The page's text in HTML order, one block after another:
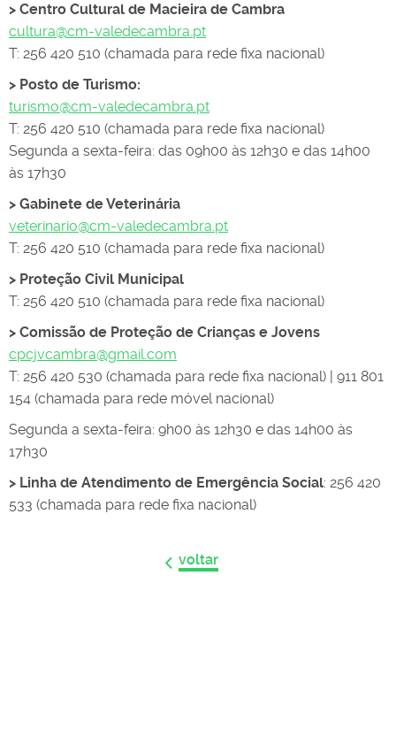
> Centro Cultural de Macieira de Cambra
cultura@cm-valedecambra.pt
T: 256 420 510 (chamada para rede fixa nacional)
> Posto de Turismo:
turismo@cm-valedecambra.pt
T: 256 420 510 (chamada para rede fixa nacional)
Segunda a sexta-feira: das 09h00 às 12h30 e das 14h00
às 17h30
> Gabinete de Veterinária
veterinario@cm-valedecambra.pt
T: 256 420 510 (chamada para rede fixa nacional)
> Proteção Civil Municipal
T: 256 420 510 (chamada para rede fixa nacional)
> Comissão de Proteção de Crianças e Jovens
cpcjvcambra@gmail.com
T: 256 420 530 (chamada para rede fixa nacional) | 911 801
154 (chamada para rede móvel nacional)
Segunda a sexta-feira: 9h00 às 12h30 e das 14h00 às
17h30
> Linha de Atendimento de Emergência Social: 256 420
533 (chamada para rede fixa nacional)
voltar